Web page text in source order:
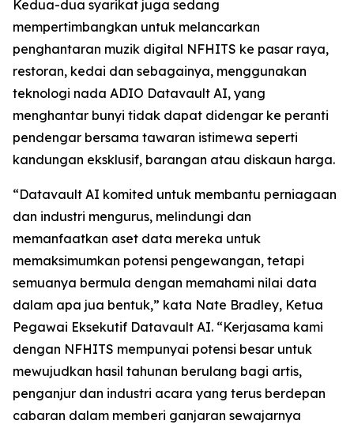
Kedua-dua syarikat juga sedang
mempertimbangkan untuk melancarkan
penghantaran muzik digital NFHITS ke pasar raya,
restoran, kedai dan sebagainya, menggunakan
teknologi nada ADIO Datavault AI, yang
menghantar bunyi tidak dapat didengar ke peranti
pendengar bersama tawaran istimewa seperti
kandungan eksklusif, barangan atau diskaun harga.
“Datavault AI komited untuk membantu perniagaan
dan industri mengurus, melindungi dan
memanfaatkan aset data mereka untuk
memaksimumkan potensi pengewangan, tetapi
semuanya bermula dengan memahami nilai data
dalam apa jua bentuk,” kata Nate Bradley, Ketua
Pegawai Eksekutif Datavault AI. “Kerjasama kami
dengan NFHITS mempunyai potensi besar untuk
mewujudkan hasil tahunan berulang bagi artis,
penganjur dan industri acara yang terus berdepan
cabaran dalam memberi ganjaran sewajarnya